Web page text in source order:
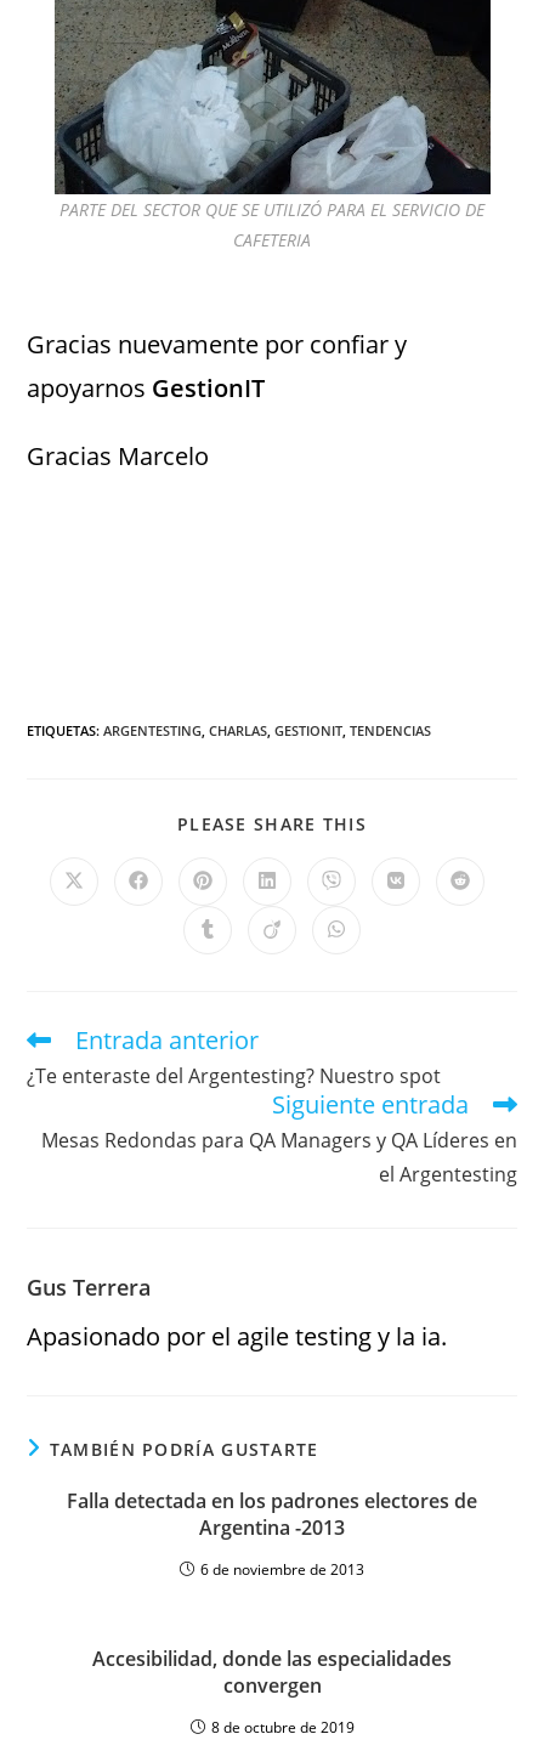
PARTE DEL SECTOR QUE SE UTILIZÓ PARA EL SERVICIO DE
CAFETERIA
Gracias nuevamente por confiar y
apoyarnos GestionIT
Gracias Marcelo
ETIQUETAS:ARGENTESTING, CHARLAS, GESTIONIT, TENDENCIAS
PLEASE SHARE THIS
Entrada anterior
¿Te enteraste del Argentesting? Nuestro spot
Siguiente entrada
Mesas Redondas para QA Managers y QA Líderes en
el Argentesting
Gus Terrera
Apasionado por el agile testing y la ia.
TAMBIÉN PODRÍA GUSTARTE
Falla detectada en los padrones electores de
Argentina -2013
6 de noviembre de 2013
Accesibilidad, donde las especialidades
convergen
8 de octubre de 2019